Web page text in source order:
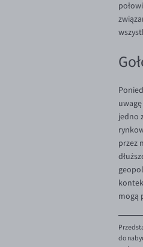
jedno
przez
mogą
do